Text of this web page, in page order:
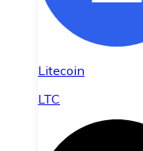
Litecoin
LTC